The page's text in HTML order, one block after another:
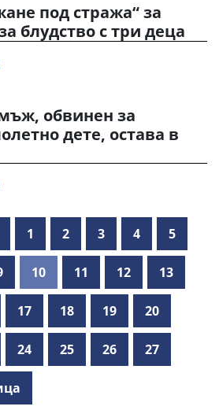
под стража“ за
блудство с три деца
обвинен за
дете, остава в
1 2 3 4 5
10 11 12 13
17 18 19 20
24 25 26 27